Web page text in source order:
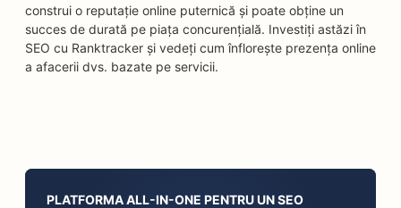
construi o reputație online puternică și poate obține un
succes de durată pe piața concurențială. Investiți astăzi în
SEO cu Ranktracker și vedeți cum înflorește prezența online
a afacerii dvs. bazate pe servicii.
PLATFORMA ALL-IN-ONE PENTRU UN SEO